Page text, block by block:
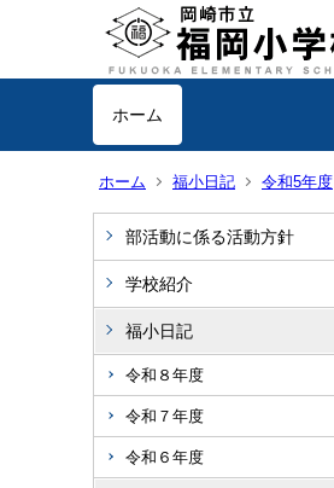
ホーム
ホーム 福小日記 令和5年度
部活動に係る活動方針
学校紹介
福小日記
令和８年度
令和７年度
令和６年度